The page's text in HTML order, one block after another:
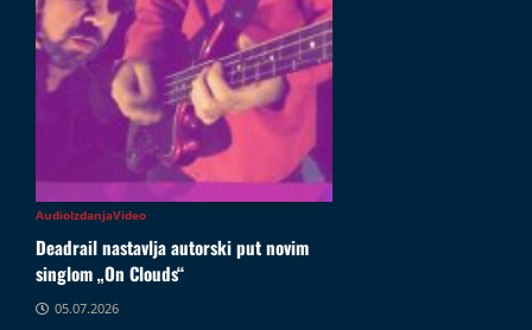
AudioIzdanjaVideo
Deadrail nastavlja autorski put novim
singlom „On Clouds“
05.07.2026